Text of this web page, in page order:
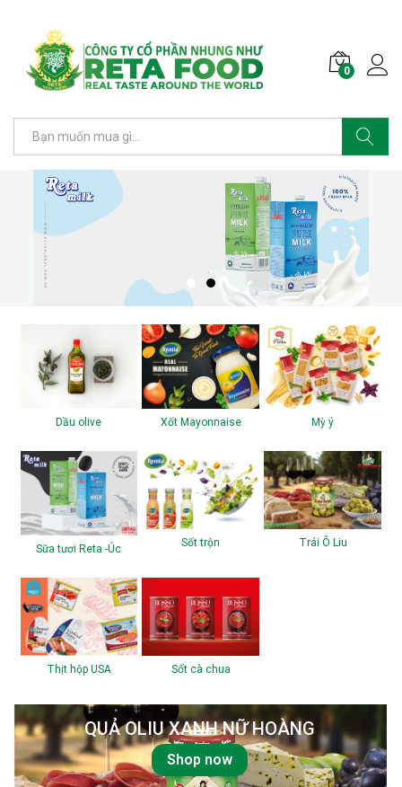
0
Tìm kiếm
Dầu olive Xốt Mayonnaise Mỳ ý
Sữa tươi Reta -Úc Sốt trộn Trái Ô Liu
Thịt hộp USA Sốt cà chua
QUẢ OLIU XANH NỮ HOÀNG
Shop now